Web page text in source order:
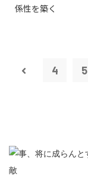
係性を築く
4 5